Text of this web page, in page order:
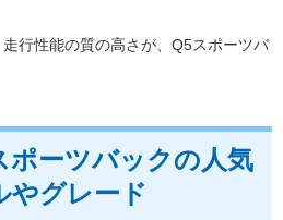
行性能の質の高さが、Q5スポーツバ
ポーツバックの人気
やグレード